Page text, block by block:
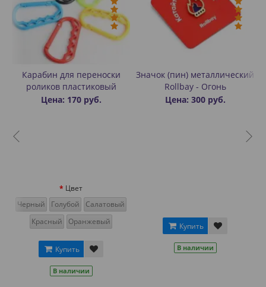
Карабин для переноски
роликов пластиковый
Цена: 170 руб.
Цвет
Черный
Голубой
Салатовый
Красный
Оранжевый
Купить
В наличии
Значок (пин) металлический
Rollbay - Огонь
Цена: 300 руб.
Купить
В наличии